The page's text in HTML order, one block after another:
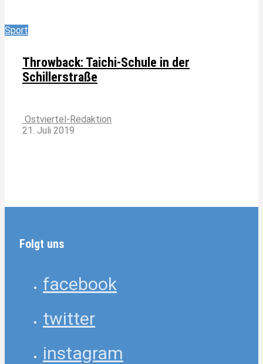
Sport
Throwback: Taichi-Schule in der
Schillerstraße
Ostviertel-Redaktion
21. Juli 2019
Folgt uns
facebook
twitter
instagram